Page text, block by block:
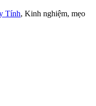
Tính, Kinh nghiệm, mẹo